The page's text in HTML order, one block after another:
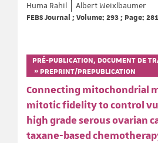
Huma Rahil
Albert Weixlbaumer
FEBS Journal ; Volume: 293 ; Page:
PRÉ-PUBLICATION, DOCUMENT DE
» PREPRINT/PREPUBLICATION
Connecting mitochondrial
mitotic fidelity to control
high grade serous ovarian
taxane-based